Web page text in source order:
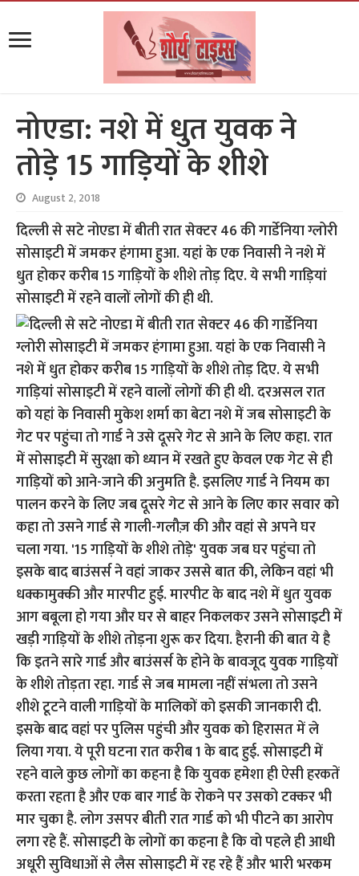
नोएडा: नशे में धुत युवक ने
तोड़े 15 गाड़ियों के शीशे
August 2, 2018
दिल्ली से सटे नोएडा में बीती रात सेक्टर 46 की गार्डेनिया ग्लोरी
सोसाइटी में जमकर हंगामा हुआ. यहां के एक निवासी ने नशे में
धुत होकर करीब 15 गाड़ियों के शीशे तोड़ दिए. ये सभी गाड़ियां
सोसाइटी में रहने वालों लोगों की ही थी.